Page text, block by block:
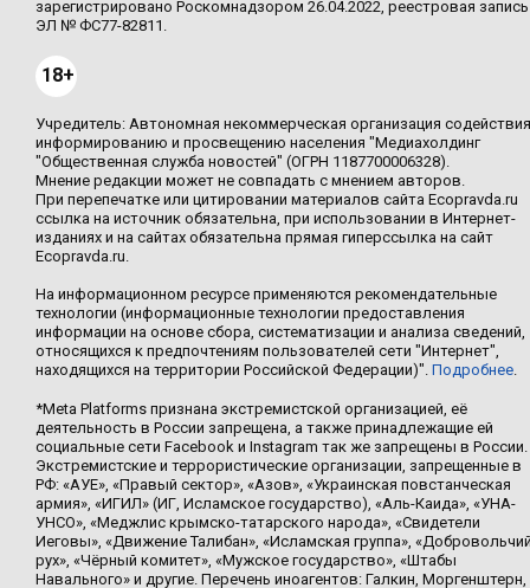
зарегистрировано Роскомнадзором 26.04.2022, реестровая запись
ЭЛ № ФС77-82811.
18+
Учредитель: Автономная некоммерческая организация содействия
информированию и просвещению населения "Медиахолдинг
"Общественная служба новостей" (ОГРН 1187700006328).
Мнение редакции может не совпадать с мнением авторов.
При перепечатке или цитировании материалов сайта Ecopravda.ru
ссылка на источник обязательна, при использовании в Интернет-
изданиях и на сайтах обязательна прямая гиперссылка на сайт
Ecopravda.ru.
На информационном ресурсе применяются рекомендательные
технологии (информационные технологии предоставления
информации на основе сбора, систематизации и анализа сведений,
относящихся к предпочтениям пользователей сети "Интернет",
находящихся на территории Российской Федерации)". Подробнее.
*Meta Platforms признана экстремистской организацией, её
деятельность в России запрещена, а также принадлежащие ей
социальные сети Facebook и Instagram так же запрещены в России.
Экстремистские и террористические организации, запрещенные в
РФ: «АУЕ», «Правый сектор», «Азов», «Украинская повстанческая
армия», «ИГИЛ» (ИГ, Исламское государство), «Аль-Каида», «УНА-
УНСО», «Меджлис крымско-татарского народа», «Свидетели
Иеговы», «Движение Талибан», «Исламская группа»,
рух», «Чёрный комитет», «Мужское государство», «Штабы
Навального» и другие. Перечень иноагентов: Галкин, Моргенштерн,